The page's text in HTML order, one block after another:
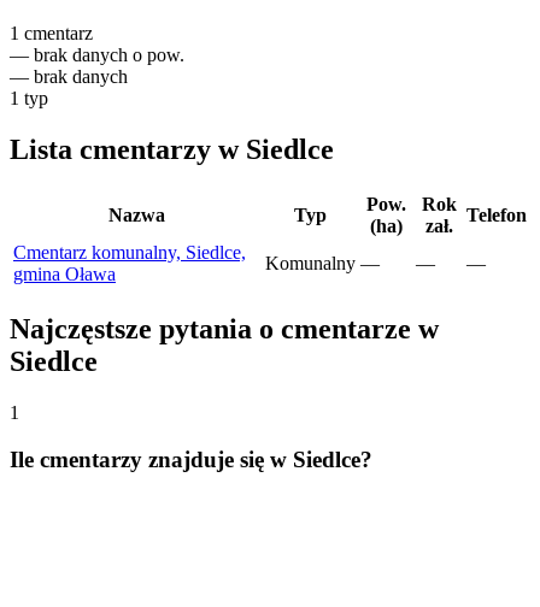
1 cmentarz
— brak danych o pow.
— brak danych
1 typ
Lista cmentarzy w Siedlce
Nazwa Typ
Pow.
(ha)
Rok
zał.
Telefon
Cmentarz komunalny, Siedlce,
gmina Oława
Komunalny — — —
Najczęstsze pytania o cmentarze w
Siedlce
1
Ile cmentarzy znajduje się w Siedlce?